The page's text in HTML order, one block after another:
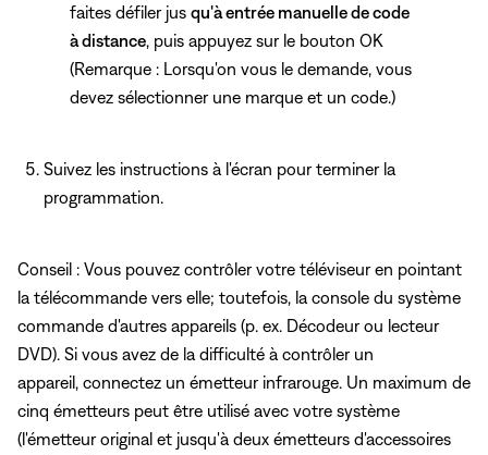
faites défiler jus qu'à entrée manuelle de code
à distance , puis appuyez sur le bouton OK
(Remarque : Lorsqu'on vous le demande, vous
devez sélectionner une marque et un code.)
Suivez les instructions à l'écran pour terminer la
programmation.
Conseil : Vous pouvez contrôler votre téléviseur en pointant
la télécommande vers elle; toutefois, la console du système
commande d'autres appareils (p. ex. Décodeur ou lecteur
DVD). Si vous avez de la difficulté à contrôler un
appareil, connectez un émetteur infrarouge. Un maximum de
cinq émetteurs peut être utilisé avec votre système
(l'émetteur original et jusqu'à deux émetteurs d'accessoires